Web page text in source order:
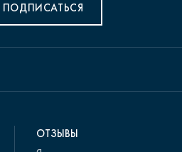
ПОДПИСАТЬСЯ
ОТЗЫВЫ